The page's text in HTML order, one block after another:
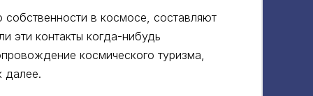
в космосе, составляют
эти контакты когда-нибудь
космического туризма,
далее.